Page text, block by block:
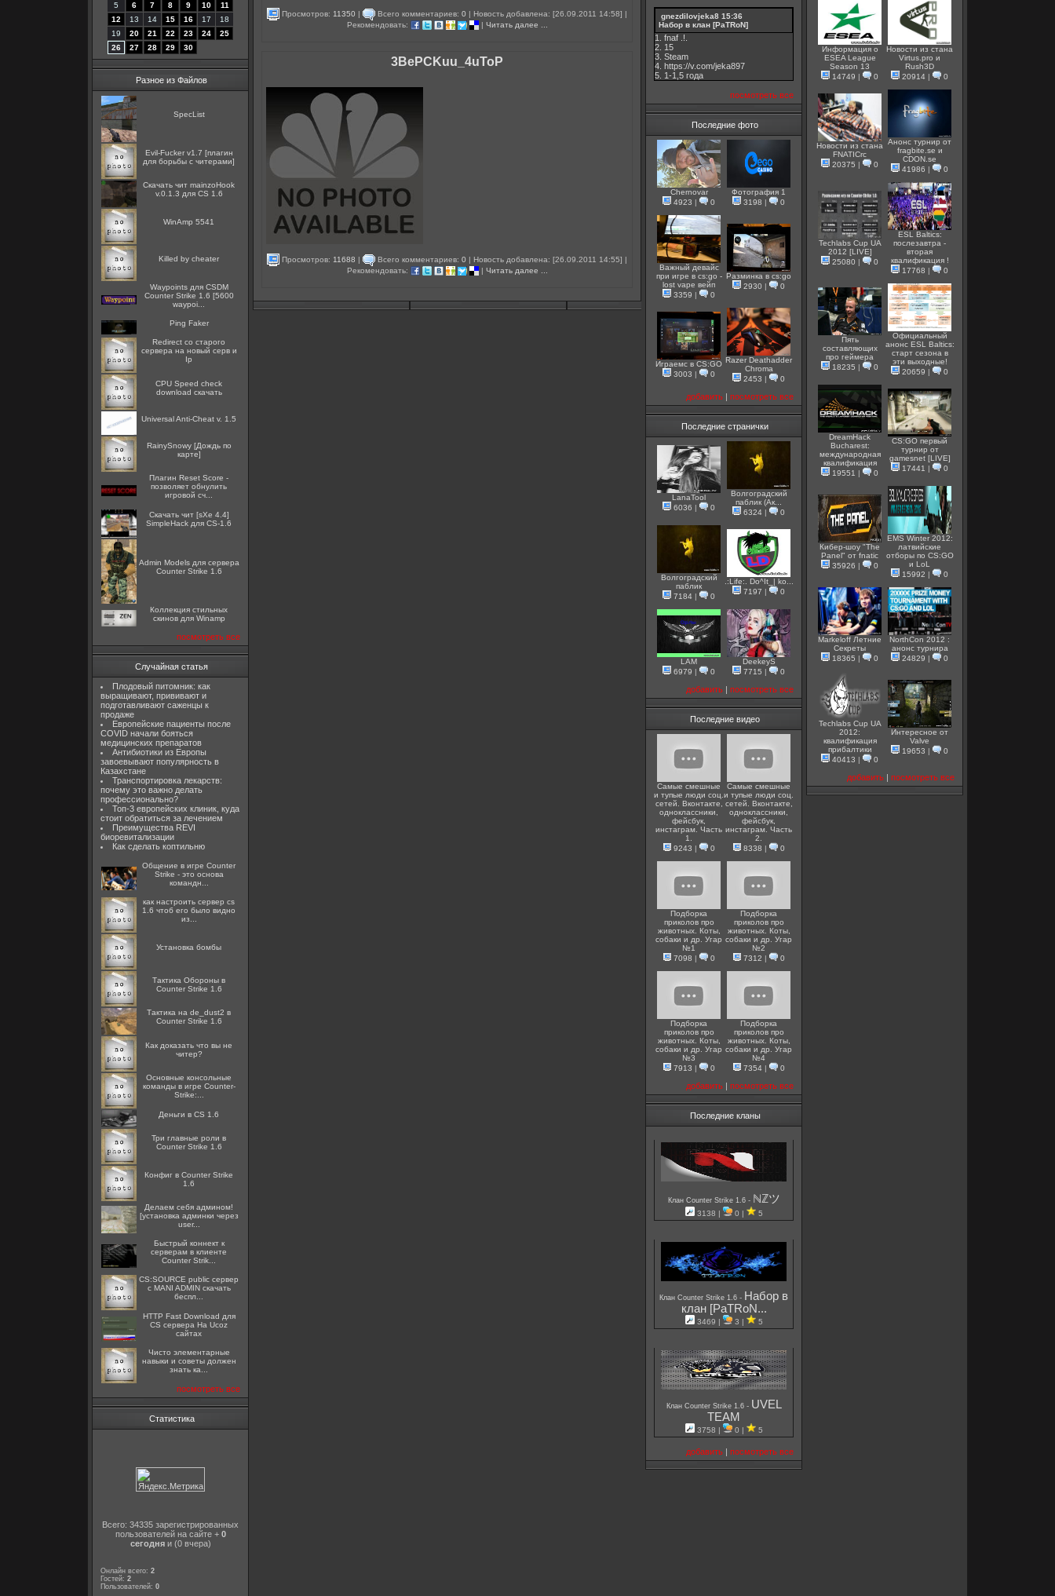
5
6 7 8 9 10
11
12
13 14 15 16 17
18
19
20 21 22 23 24
25
26
27 28 29 30
Разное из Файлов
SpecList
Evil-Fucker v1.7 [плагин
для борьбы с читерами]
Скачать чит mainzoHook
v.0.1.3 для CS 1.6
WinAmp 5541
Killed by cheater
Waypoints для CSDM
Counter Strike 1.6 [5600
waypoi...
Ping Faker
Redirect со старого
сервера на новый серв и
Ip
CPU Speed check
download скачать
Universal Anti-Cheat v. 1.5
RainySnowy [Дождь по
карте]
Плагин Reset Score -
позволяет обнулить
игровой сч...
Скачать чит [sXe 4.4]
SimpleHack для CS-1.6
Admin Models для сервера
Counter Strike 1.6
Коллекция стильных
скинов для Winamp
посмотреть все
Случайная статья
Плодовый питомник: как
выращивают, прививают и
подготавливают саженцы к
продаже
Европейские пациенты после
COVID начали бояться
медицинских препаратов
Антибиотики из Европы
завоевывают популярность в
Казахстане
Транспортировка лекарств:
почему это важно делать
профессионально?
Топ-3 европейских клиник, куда
стоит обратиться за лечением
Преимущества REVI
биоревитализации
Как сделать коптильню
Общение в игре Counter
Strike - это основа
командн...
как настроить сервер cs
1.6 чтоб его было видно
из...
Установка бомбы
Тактика Обороны в
Counter Strike 1.6
Тактика на de_dust2 в
Counter Strike 1.6
Как доказать что вы не
читер?
Основные консольные
команды в игре Counter-
Strike:...
Деньги в CS 1.6
Три главные роли в
Counter Strike 1.6
Конфиг в Counter Strike
1.6
Делаем себя админом!
[установка админки через
user...
Быстрый коннект к
серверам в клиенте
Counter Strik...
CS:SOURCE public сервер
с MANI ADMIN скачать
беспл...
HTTP Fast Download для
CS сервера На Ucoz
сайтах
Чисто элементарные
навыки и советы должен
знать ка...
посмотреть все
Статистика
Всего: 34335 зарегистрированных
пользователей на сайте + 0
сегодняи (0 вчера)
Онлайн всего: 2
Гостей: 2
Пользователей: 0
Просмотров: 11350 | Всего комментариев: 0 | Новость добавлена: [26.09.2011 14:58] |
Рекомендовать:
| Читать далее ...
3BePCKuu_4uToP
Просмотров: 11688 | Всего комментариев: 0 | Новость добавлена: [26.09.2011 14:55] |
Рекомендовать:
| Читать далее ...
gnezdilovjeka8 15:36
Набор в клан [PaTRoN]
1. fnaf .!.
2. 15
3. Steam
4. https://v.com/jeka897
5. 1-1,5 годa
посмотреть все
Последние фото
Chernovar
4923 | 0
Фотография 1
3198 | 0
Важный девайс
при игре в cs:go -
lost vape вейп
3359 | 0
Разминка в cs:go
2930 | 0
Играемс в CS:GO
3003 | 0
Razer Deathadder
Chroma
2453 | 0
добавить | посмотреть все
Последние странички
LanaTool
6036 | 0
Волгоградский
паблик (Ак...
6324 | 0
Волгоградский
паблик
7184 | 0
.:Life:. Do^It_| ko...
7197 | 0
LAM
6979 | 0
DeekeyS
7715 | 0
добавить | посмотреть все
Последние видео
Самые смешные
и тупые люди соц.
сетей. Вконтакте,
одноклассники,
фейсбук,
инстаграм. Часть
1.
9243 | 0
Самые смешные
и тупые люди соц.
сетей. Вконтакте,
одноклассники,
фейсбук,
инстаграм. Часть
2.
8338 | 0
Подборка
приколов про
животных. Коты,
собаки и др. Угар
№1
7098 | 0
Подборка
приколов про
животных. Коты,
собаки и др. Угар
№2
7312 | 0
Подборка
приколов про
животных. Коты,
собаки и др. Угар
№3
7913 | 0
Подборка
приколов про
животных. Коты,
собаки и др. Угар
№4
7354| 0
добавить | посмотреть все
Последние кланы
Клан Counter Strike 1.6 - ℕℤツ
3138 | 0 | 5
Клан Counter Strike 1.6 - Набор в
клан [PaTRoN...
3469 | 3 | 5
Клан Counter Strike 1.6 - UVEL
TEAM
3758 | 0 | 5
добавить | посмотреть все
Информация о
ESEA League
Season 13
14749 | 0
Новости из стана
Virtus.pro и
Rush3D
20914 | 0
Новости из стана
FNATICrc
20375 | 0
Анонс турнир от
fragbite.se и
СDON.se
41986 | 0
Techlabs Cup UA
2012 [LIVE]
25080 | 0
ESL Baltics:
послезавтра -
вторая
квалификация !
17768 | 0
Пять
составляющих
про геймера
18235 | 0
Официальный
анонс ESL Baltics:
старт сезона в
эти выходные!
20659 | 0
DreamHack
Bucharest:
международная
квалификация
19551 | 0
CS:GO первый
турнир от
gamesnet [LIVE]
17441 | 0
Кибер-шоу "The
Panel" от fnatic
35926 | 0
EMS Winter 2012:
латвийские
отборы по CS:GO
и LoL
15992 | 0
Markeloff Летние
Секреты
18365 | 0
NorthCon 2012 :
анонс турнира
24829 | 0
Techlabs Cup UA
2012:
квалификация
прибалтики
40413 | 0
Интересное от
Valve
19653 | 0
добавить | посмотреть все